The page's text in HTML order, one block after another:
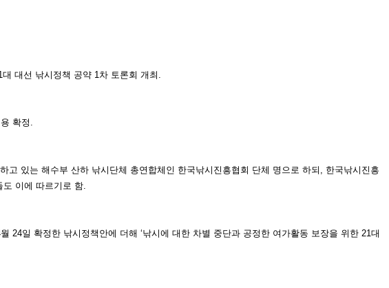
대선 낚시정책 공약 1 차 토론회 개최.
확정.
고 있는 해수부 산하 낚시단체 총연합체인 한국낚시진흥협회 단체 명으로 하되, 한국낚시진흥
도 이에 따르기로 함.
24일 확정 한 낚시정책안에 더해 ‘낚시에 대한 차별 중단과 공정한 여가활동 보장을 위 한 21대